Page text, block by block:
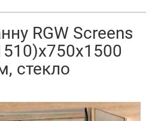
RGW Screens
стекло